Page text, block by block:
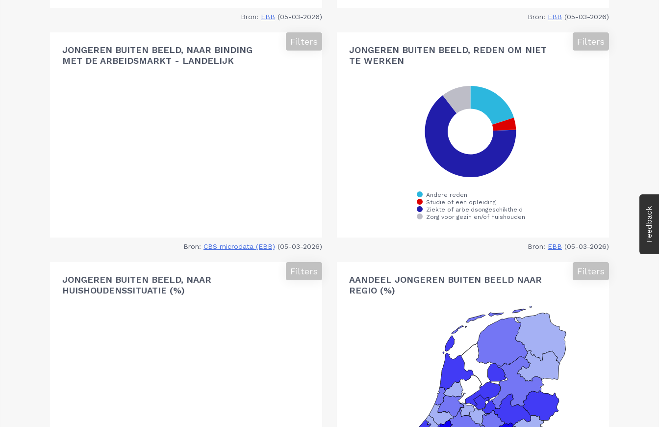
Feedback
Bron: EBB (05-03-2026) Bron: EBB (05-03-2026)
JONGEREN BUITEN BEELD, NAAR BINDING
MET DE ARBEIDSMARKT - LANDELIJK
Filters
Bron: CBS microdata (EBB) (05-03-2026)
JONGEREN BUITEN BEELD, REDEN OM NIET
TE WERKEN
Filters
Bron: EBB (05-03-2026)
JONGEREN BUITEN BEELD, NAAR
HUISHOUDENSSITUATIE (%)
Filters
AANDEEL JONGEREN BUITEN BEELD NAAR
REGIO (%)
Filters